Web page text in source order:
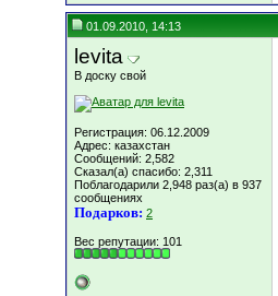
01.09.2010, 14:13
levita
В доску свой
Регистрация: 06.12.2009
Адрес: казахстан
Сообщений: 2,582
Сказал(а) спасибо: 2,311
Поблагодарили 2,948 раз(а) в 937
сообщениях
Подарков: 2
Вес репутации: 101